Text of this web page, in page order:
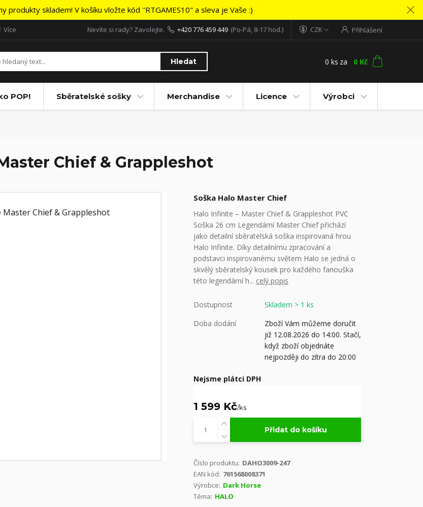
produkty skladem! V košíku vložte kód ''RTGAMES10" a sleva je Vaše :)
Více CZK Přihlášení
Hledat
Nevíte si rady? Zavolejte. +420 776 459 449 (Po-Pá, 8-17 hod.)
0 ks za 0 Kč
POP! Sběratelské sošky Merchandise Licence Výrobci
Chief & Grappleshot
Soška Halo Master Chief
Halo Infinite – Master Chief & Grappleshot PVC
Soška 26 cm Legendární Master Chief přichází
jako detailní sběratelská soška inspirovaná hrou
Halo Infinite. Díky detailnímu zpracování a
podstavci inspirovanému světem Halo se jedná o
skvělý sběratelský kousek pro každého fanouška
této legendární h... celý popis
Dostupnost
Skladem > 1 ks
Doba dodání
Zboží Vám můžeme doručit
již 12.08.2026 do 14:00. Stačí,
když zboží objednáte
nejpozději do zítra do 20:00
Nejsme plátci DPH
1 599 Kč/ks
Přidat do košíku
Číslo produktu: DAHO3009-247
EAN kód: 761568008371
Výrobce: Dark Horse
Téma: HALO